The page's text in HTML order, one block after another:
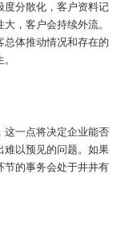
度分散化，客户资料记
，客户会持续外流。
总体推动情况和存在的
这一点将决定企业能否
难以预见的问题。如果
节的事务会处于井井有